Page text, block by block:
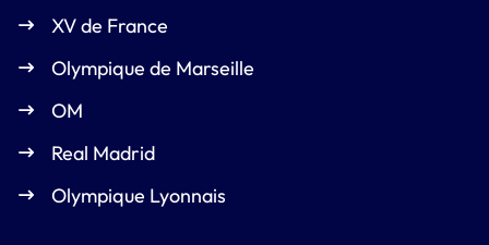
XV de France
Olympique de Marseille
OM
Real Madrid
Olympique Lyonnais